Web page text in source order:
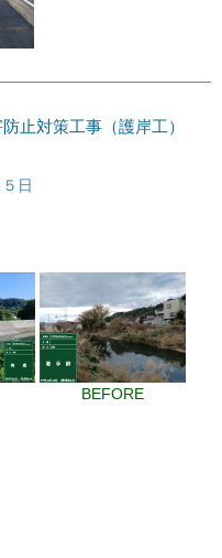
止対策工事（護岸工）
日
BEFORE